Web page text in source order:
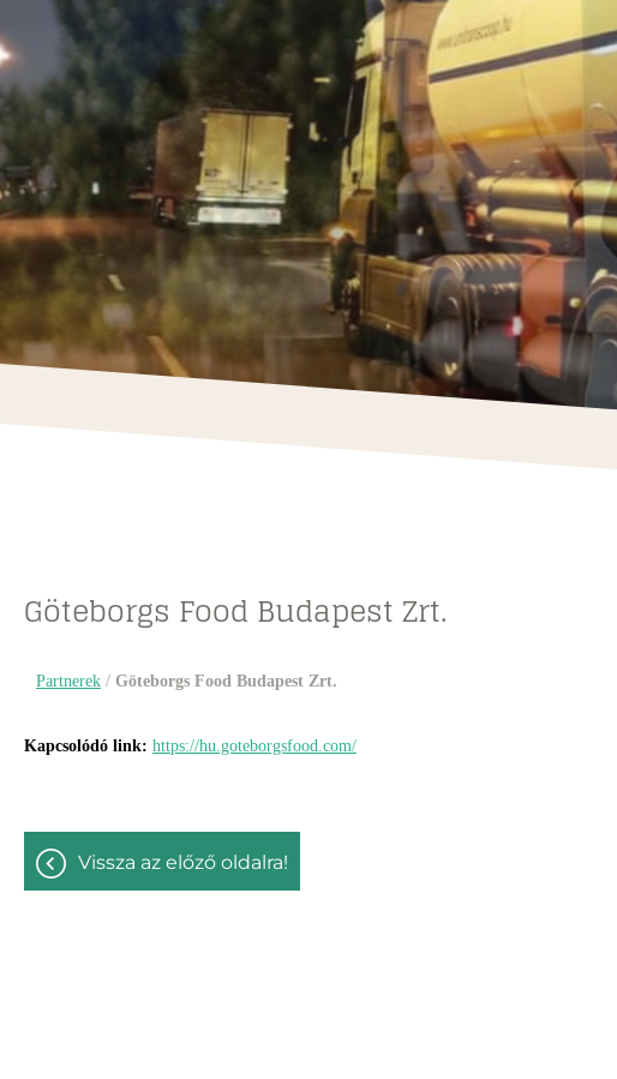
Göteborgs Food Budapest Zrt.
Partnerek / Göteborgs Food Budapest Zrt.
Kapcsolódó link: https://hu.goteborgsfood.com/
vissza az előző oldalra!